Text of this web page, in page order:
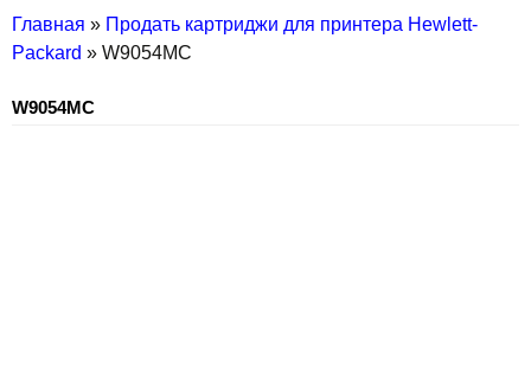
Главная » Продать картриджи для принтера Hewlett-
Packard » W9054MC
W9054MC